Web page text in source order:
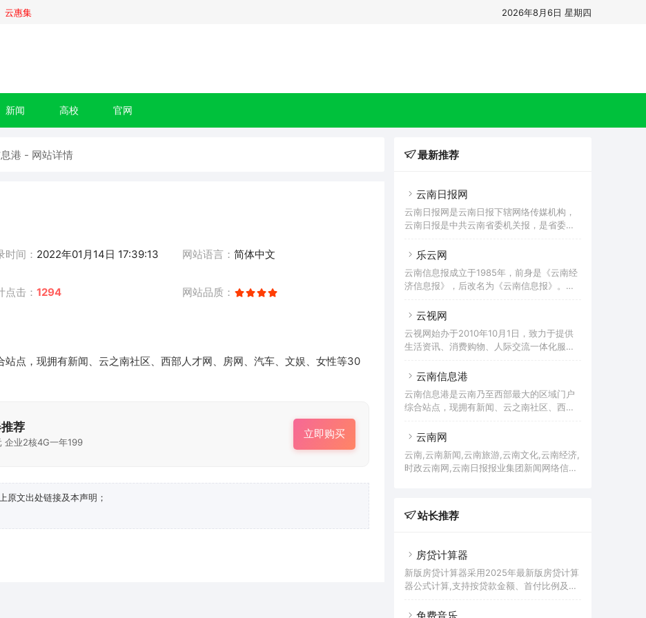
云惠集 2026年8月6日 星期四
新闻 高校 官网
港 - 网站详情
时间： 2022年01月14日 17:39:13 网站语言： 简体中文
点击：1294 网站品质：
点，现拥有新闻、云之南社区、西部人才网、房网、汽车、文娱、女性等30
荐
企业2核4G一年199
立即购买
原文出处链接及本声明；
最新推荐
云南日报网
云南日报网是云南日报下辖网络传媒机构，
云南日报是中共云南省委机关报，是省委、
省发行量最大的党报，是云南省最权威、最
的主阵地、主渠道、主力军。
乐云网
云南信息报成立于1985年，前身是《云南经
济信息报》，后改名为《云南信息报》。报
力、沿用至今。2007年9月19日，云南信息
版集团公司联合打造、全新改版，定位为云
南（昆明）市场化运营的都市生活报。
云视网
云视网始办于2010年10月1日，致力于提供
生活资讯、消费购物、人际交流一体化服务
云南信息港
云南信息港是云南乃至西部最大的区域门户
综合站点，现拥有新闻、云之南社区、西部
频道，并致力于服务云南。
云南网
云南,云南新闻,云南旅游,云南文化,云南经济,
时政云南网,云南日报报业集团新闻网络信息
站长推荐
房贷计算器
新版房贷计算器采用2025年最新版房贷计算
器公式计算,支持按贷款金额、首付比例及按
能房贷计算器,同时支持商业贷款计算器及公